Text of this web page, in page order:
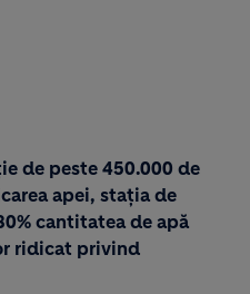
de peste 450.000 de
apei, stația de
cantitatea de apă
ridicat privind